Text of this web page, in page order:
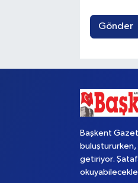
Gönder
Başkent
buluştururken,
getiriyor.